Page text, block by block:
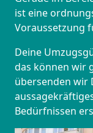
ist eine
Voraussetzung
Deine
das können wir
übersenden wir
Bedürfnissen